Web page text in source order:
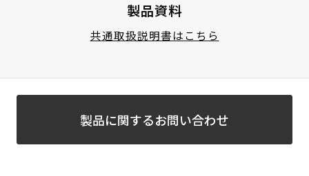
製品資料
共通取扱説明書はこちら
製品に関するお問い合わせ